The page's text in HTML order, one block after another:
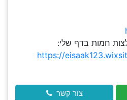
חמות בדף שלי:
https://
צור קשר